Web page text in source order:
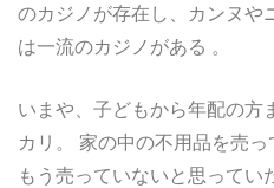
のカジノが存在し、カンヌや
は一流のカジノがある 。
いまや、子どもから年配の方
カリ。 家の中の不用品を売っ
もう売っていないと思ってい